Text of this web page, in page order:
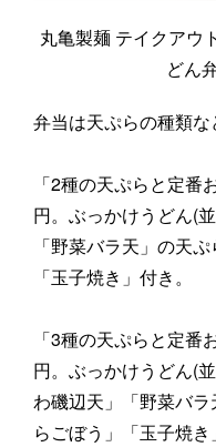
丸亀製麺 テイクアウ
どん
弁当は天ぷらの種類な
「2種の天ぷらと定
円。ぶっかけうどん(
「野菜バラ天」の天
「玉子焼き」付き。
「3種の天ぷらと定
円。ぶっかけうどん(
わ磯辺天」「野菜バ
らごぼう」「玉子焼き